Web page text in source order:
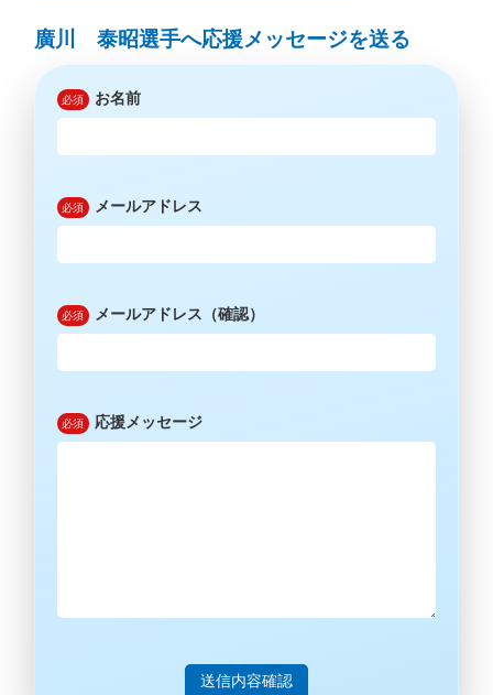
廣川 泰昭選手へ応援メッセージを送る
お名前
メールアドレス
メールアドレス（確認）
応援メッセージ